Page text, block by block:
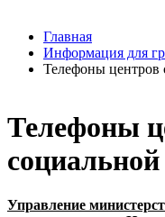
Телефоны
Управление
Главная
Информация для
Телефоны